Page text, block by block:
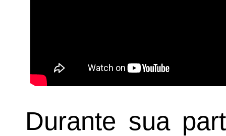
Durante sua